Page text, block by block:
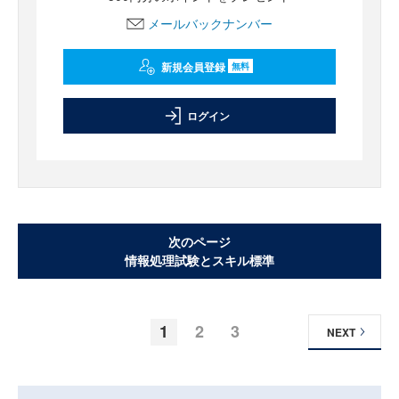
メールバックナンバー
新規会員登録 無料
ログイン
次のページ
情報処理試験とスキル標準
1 2 3 NEXT